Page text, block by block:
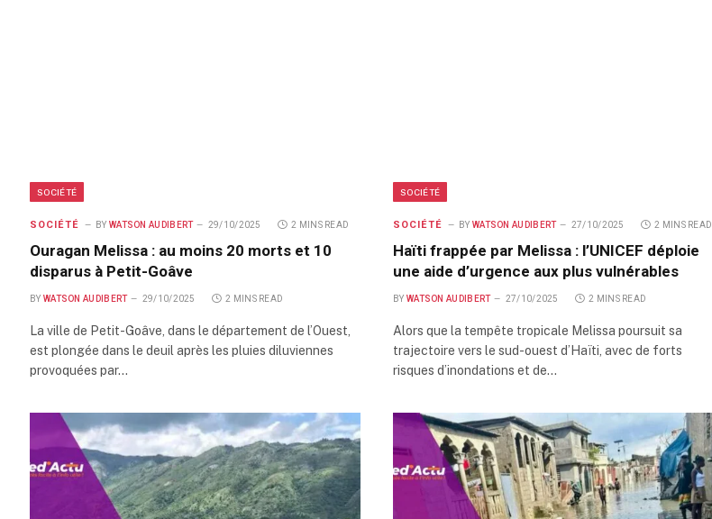
SOCIÉTÉ
SOCIÉTÉ BY WATSON AUDIBERT 29/10/2025 2 MINS READ
Ouragan Melissa : au moins 20 morts et 10
disparus à Petit-Goâve
BY WATSON AUDIBERT 29/10/2025 2 MINS READ
La ville de Petit-Goâve, dans le département de l’Ouest,
est plongée dans le deuil après les pluies diluviennes
provoquées par…
SOCIÉTÉ
SOCIÉTÉ BY WATSON AUDIBERT 27/10/2025 2 MINS READ
Haïti frappée par Melissa : l’UNICEF déploie
une aide d’urgence aux plus vulnérables
BY WATSON AUDIBERT 27/10/2025 2 MINS READ
Alors que la tempête tropicale Melissa poursuit sa
trajectoire vers le sud-ouest d’Haïti, avec de forts
risques d’inondations et de…